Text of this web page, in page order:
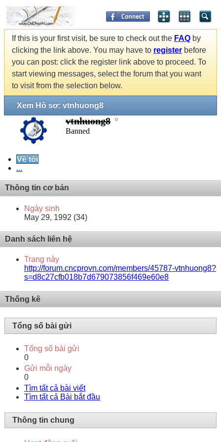
If this is your first visit, be sure to check out the FAQ by
clicking the link above. You may have to register before
you can post: click the register link above to proceed. To
start viewing messages, select the forum that you want
to visit from the selection below.
Xem Hồ sơ: vtnhuong8
vtnhuong8
Banned
Về tôi
...
Thông tin cơ bản
Ngày sinh
May 29, 1992 (34)
Danh sách liên hệ
Trang này
http://forum.cncprovn.com/members/45787-vtnhuong8?
s=d8c27cfb018b7d679073856f469e60e8
Thống kê
Tổng số bài gửi
Tổng số bài gửi
0
Gửi mỗi ngày
0
Tìm tất cả bài viết
Tìm tất cả Bài bắt đầu
Thông tin chung